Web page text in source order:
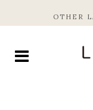
OTHER